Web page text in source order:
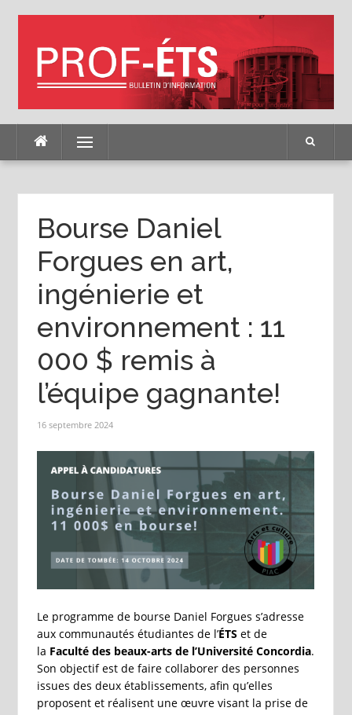
Menu
Bourse Daniel
Forgues en art,
ingénierie et
environnement : 11
000 $ remis à
l’équipe gagnante!
16 septembre 2024
Le programme de bourse Daniel Forgues s’adresse
aux communautés étudiantes de l’ÉTS et de
la Faculté des beaux-arts de l’Université Concordia.
Son objectif est de faire collaborer des personnes
issues des deux établissements, afin qu’elles
proposent et réalisent une œuvre visant la prise de